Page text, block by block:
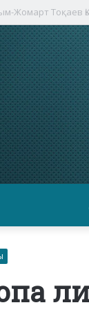
Жомарт Тоқаев